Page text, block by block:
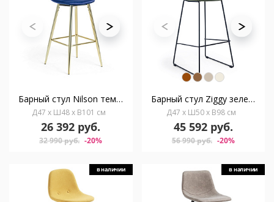
Барный стул Nilson темно-синий
Д47 x Ш48 x В101 см
26 392 руб.
32 990 руб. -20%
Барный стул Ziggy зеленый
Д47 x Ш50 x В98 см
45 592 руб.
56 990 руб. -20%
в наличии в наличии